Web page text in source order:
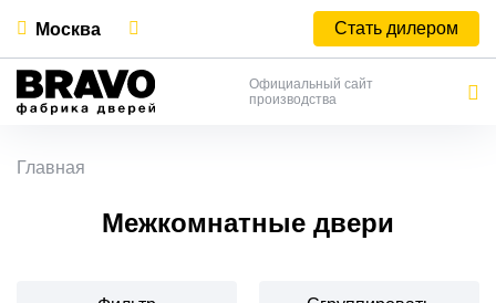
Москва Стать дилером
Официальный сайт
производства
Главная
Межкомнатные двери